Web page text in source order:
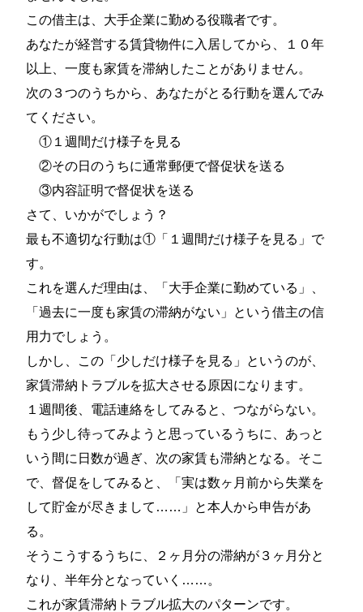
この借主は、大手企業に勤める役職者です。
あなたが経営する賃貸物件に入居してから、１０年
以上、一度も家賃を滞納したことがありません。
次の３つのうちから、あなたがとる行動を選んでみ
てください。
①１週間だけ様子を見る
②その日のうちに通常郵便で督促状を送る
③内容証明で督促状を送る
さて、いかがでしょう？
最も不適切な行動は①「１週間だけ様子を見る」で
す。
これを選んだ理由は、「大手企業に勤めている」、
「過去に一度も家賃の滞納がない」という借主の信
用力でしょう。
しかし、この「少しだけ様子を見る」というのが、
家賃滞納トラブルを拡大させる原因になります。
１週間後、電話連絡をしてみると、つながらない。
もう少し待ってみようと思っているうちに、あっと
いう間に日数が過ぎ、次の家賃も滞納となる。そこ
で、督促をしてみると、「実は数ヶ月前から失業を
して貯金が尽きまして……」と本人から申告があ
る。
そうこうするうちに、２ヶ月分の滞納が３ヶ月分と
なり、半年分となっていく……。
これが家賃滞納トラブル拡大のパターンです。